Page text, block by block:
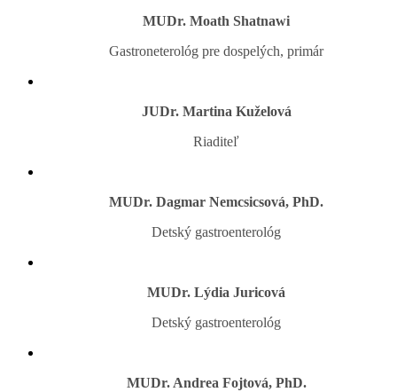
MUDr. Moath Shatnawi
Gastroneterológ pre dospelých, primár
JUDr. Martina Kuželová
Riaditeľ
MUDr. Dagmar Nemcsicsová, PhD.
Detský gastroenterológ
MUDr. Lýdia Juricová
Detský gastroenterológ
MUDr. Andrea Fojtová, PhD.